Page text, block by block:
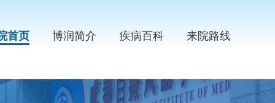
首页 博润简介 疾病百科 来院路线